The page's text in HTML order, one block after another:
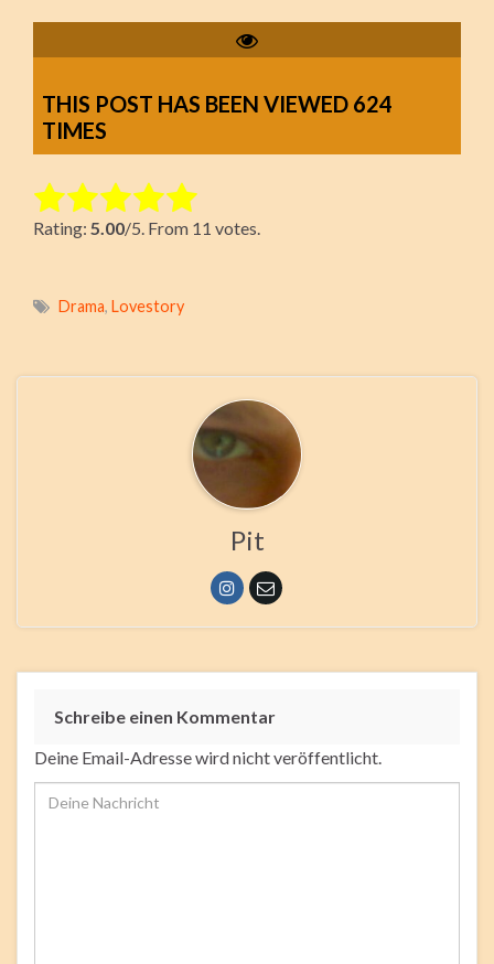
THIS POST HAS BEEN VIEWED 624
TIMES
Rate this item:
Submit Rating
Rating: 5.00/5. From 11 votes.
Drama, Lovestory
Pit
Schreibe einen Kommentar
Deine Email-Adresse wird nicht veröffentlicht.